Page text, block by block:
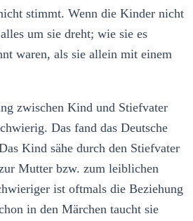
stimmt. Wenn die Kinder nicht
um sie dreht; wie sie es
waren, als sie allein mit einem
zwischen Kind und Stiefvater
Das fand das Deutsche
Kind sähe durch den Stiefvater
Mutter bzw. zum leiblichen
ist oftmals die Beziehung
in den Märchen taucht sie